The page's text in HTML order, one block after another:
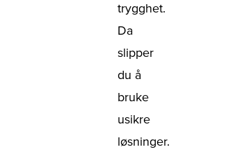
trygghet.
Da
slipper
du å
bruke
usikre
løsninger.